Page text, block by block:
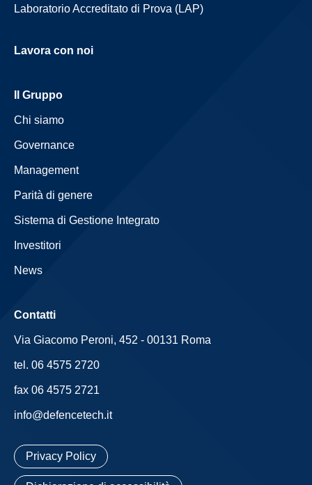
Laboratorio Accreditato di Prova (LAP)
Lavora con noi
Il Gruppo
Chi siamo
Governance
Management
Parità di genere
Sistema di Gestione Integrato
Investitori
News
Contatti
Via Giacomo Peroni, 452 - 00131 Roma
tel. 06 4575 2720
fax 06 4575 2721
info@defencetech.it
Privacy Policy